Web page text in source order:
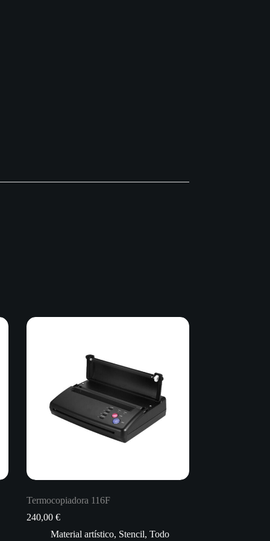
Termocopiadora 116F
240,00 €
Material artístico, Stencil, Todo